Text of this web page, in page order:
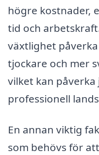
högre kostnader,
tid och
växtlighet
tjockare och mer
vilket kan
professionell
En annan viktig
som behövs för